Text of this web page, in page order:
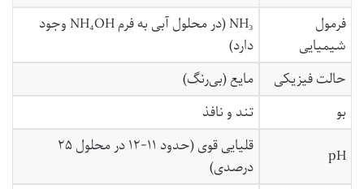
فرمول
شیمیایی
NH₃ (در محلول آبی به فرم NH₄OH وجود
دارد)
حالت فیزیکی
مایع (بی‌رنگ)
بو
تند و نافذ
pH
قلیایی قوی (حدود ۱۱-۱۲ در محلول ۲۵
درصدی)